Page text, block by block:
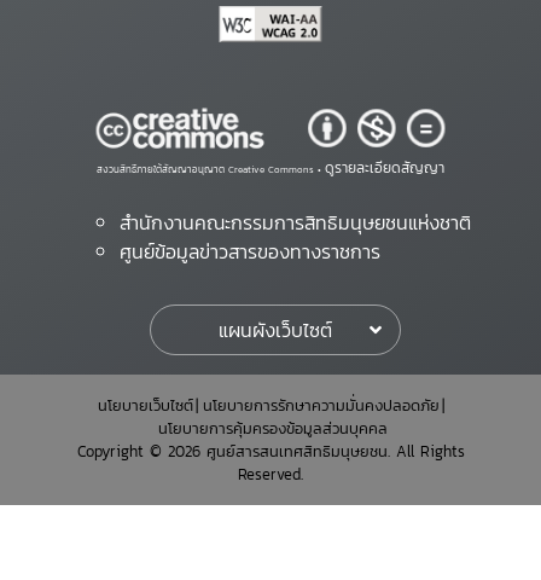
สงวนสิทธิ์ภายใต้สัญญาอนุญาต Creative Commons • ดูรายละเอียดสัญญา
สำนักงานคณะกรรมการสิทธิมนุษยชนแห่งชาติ
ศูนย์ข้อมูลข่าวสารของทางราชการ
แผนผังเว็บไซต์
นโยบายเว็บไซต์ นโยบายการรักษาความมั่นคงปลอดภัย
นโยบายการคุ้มครองข้อมูลส่วนบุคคล
Copyright © 2026 ศูนย์สารสนเทศสิทธิมนุษยชน. All Rights
Reserved.